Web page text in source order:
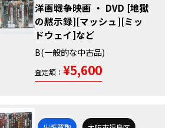
洋画戦争映画 ・ DVD [地獄
の黙示録][マッシュ][ミッ
ドウェイ]など
B(一般的な中古品)
査定額： ¥5,600